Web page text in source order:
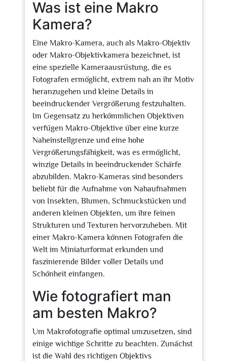
Was ist eine Makro
Kamera?
Eine Makro-Kamera, auch als Makro-Objektiv
oder Makro-Objektivkamera bezeichnet, ist
eine spezielle Kameraausrüstung, die es
Fotografen ermöglicht, extrem nah an ihr Motiv
heranzugehen und kleine Details in
beeindruckender Vergrößerung festzuhalten.
Im Gegensatz zu herkömmlichen Objektiven
verfügen Makro-Objektive über eine kurze
Naheinstellgrenze und eine hohe
Vergrößerungsfähigkeit, was es ermöglicht,
winzige Details in beeindruckender Schärfe
abzubilden. Makro-Kameras sind besonders
beliebt für die Aufnahme von Nahaufnahmen
von Insekten, Blumen, Schmuckstücken und
anderen kleinen Objekten, um ihre feinen
Strukturen und Texturen hervorzuheben. Mit
einer Makro-Kamera können Fotografen die
Welt im Miniaturformat erkunden und
faszinierende Bilder voller Details und
Schönheit einfangen.
Wie fotografiert man
am besten Makro?
Um Makrofotografie optimal umzusetzen, sind
einige wichtige Schritte zu beachten. Zunächst
ist die Wahl des richtigen Objektivs